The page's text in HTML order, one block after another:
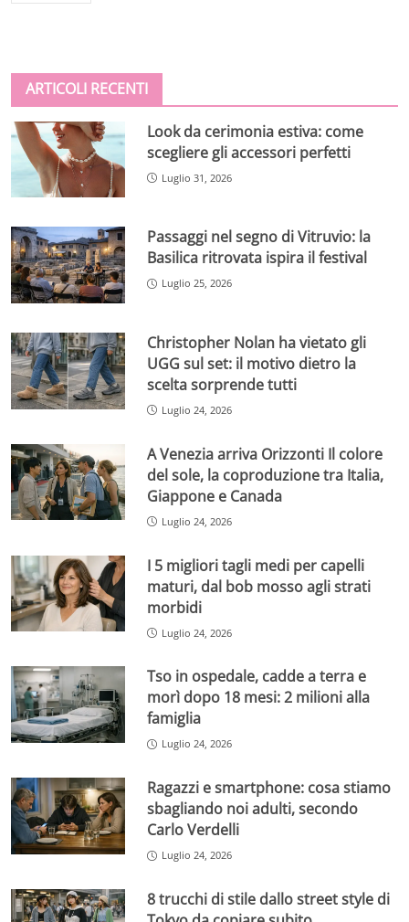
ARTICOLI RECENTI
Look da cerimonia estiva: come
scegliere gli accessori perfetti
Luglio 31, 2026
Passaggi nel segno di Vitruvio: la
Basilica ritrovata ispira il festival
Luglio 25, 2026
Christopher Nolan ha vietato gli
UGG sul set: il motivo dietro la
scelta sorprende tutti
Luglio 24, 2026
A Venezia arriva Orizzonti Il colore
del sole, la coproduzione tra Italia,
Giappone e Canada
Luglio 24, 2026
I 5 migliori tagli medi per capelli
maturi, dal bob mosso agli strati
morbidi
Luglio 24, 2026
Tso in ospedale, cadde a terra e
morì dopo 18 mesi: 2 milioni alla
famiglia
Luglio 24, 2026
Ragazzi e smartphone: cosa stiamo
sbagliando noi adulti, secondo
Carlo Verdelli
Luglio 24, 2026
8 trucchi di stile dallo street style di